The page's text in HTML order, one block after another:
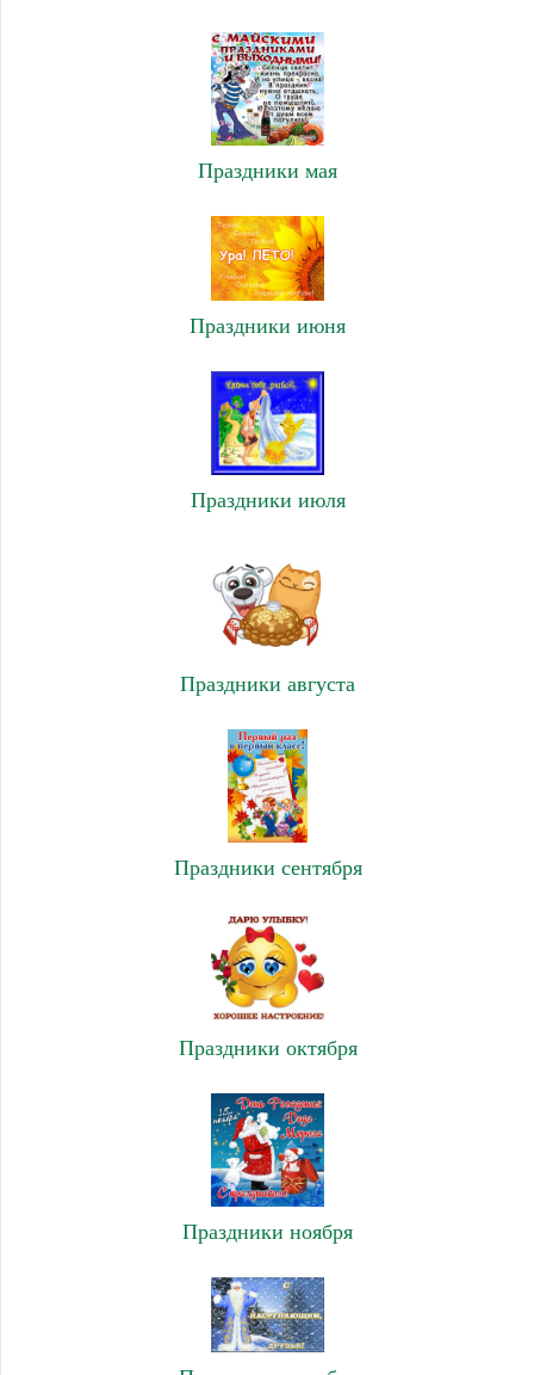
Праздники мая
Праздники июня
Праздники июля
Праздники августа
Праздники сентября
Праздники октября
Праздники ноября